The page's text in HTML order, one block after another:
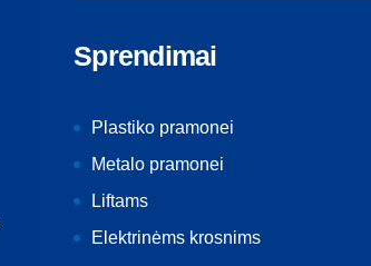
Sprendimai
Plastiko pramonei
Metalo pramonei
Liftams
Elektrinėms krosnims